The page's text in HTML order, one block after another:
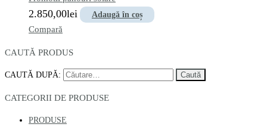
2.850,00lei Adaugă în coș
Compară
CAUTĂ PRODUS
CAUTĂ DUPĂ:
CATEGORII DE PRODUSE
PRODUSE